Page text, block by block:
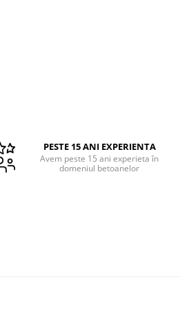
PESTE 15 ANI EXPERIENTA
Avem peste 15 ani experieta în
domeniul betoanelor